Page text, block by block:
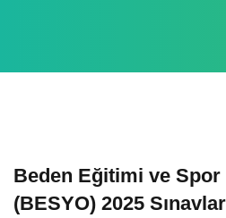
Beden Eğitimi ve
(BESYO) 2025